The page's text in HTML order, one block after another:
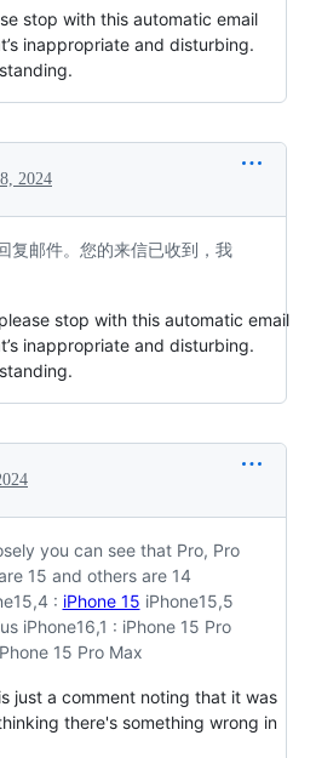
stop with this automatic email
inappropriate and disturbing.
2024
复邮件。您的来信已收到，我
stop with this automatic email
inappropriate and disturbing.
you can see that Pro, Pro
15 and others are 14
: iPhone 15 iPhone15,5
iPhone16,1 : iPhone 15 Pro
15 Pro Max
just a comment noting that it was
there's something wrong in